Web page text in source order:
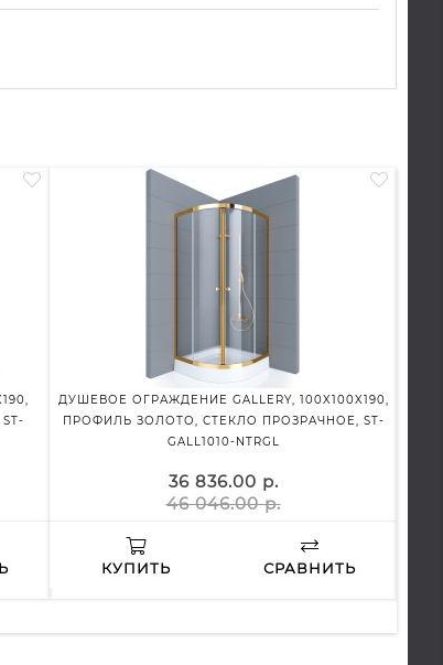
ДУШЕВОЕ ОГРАЖДЕНИЕ GALLERY, 100X100X190,
ПРОФИЛЬ ЗОЛОТО, СТЕКЛО ПРОЗРАЧНОЕ, ST-
GALL1010-NTRGL
36 836.00 р.
46 046.00 р.
КУПИТЬ СРАВНИТЬ